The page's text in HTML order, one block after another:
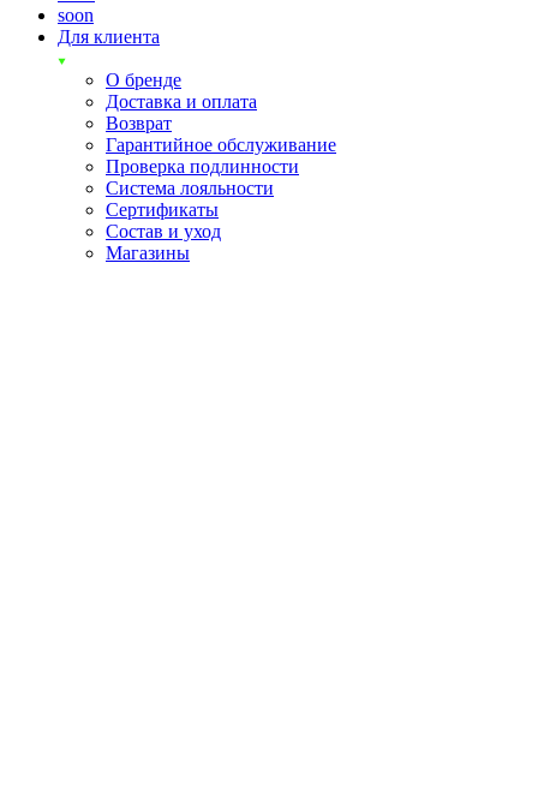
soon
Для клиента
О бренде
Доставка и оплата
Возврат
Гарантийное обслуживание
Проверка подлинности
Система лояльности
Сертификаты
Состав и уход
Магазины